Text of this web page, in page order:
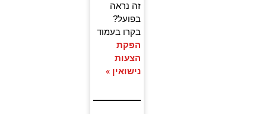
זה נראה
בפועל?
בקרו בעמוד
הפקת
הצעות
נישואין »